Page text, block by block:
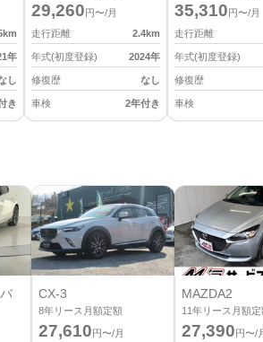
km
年
し
き
29,260 円〜/月
走行距離
2.4km
年式(初度登録) 2024年
修復歴 なし
車検 2年付き
35,310 円〜/月
走行距離
年式(初度登録)
修復歴
車検
CX-3
8年リース月額定額
27,610 円〜/月
MAZDA2
11年リース月額定
27,390 円〜/